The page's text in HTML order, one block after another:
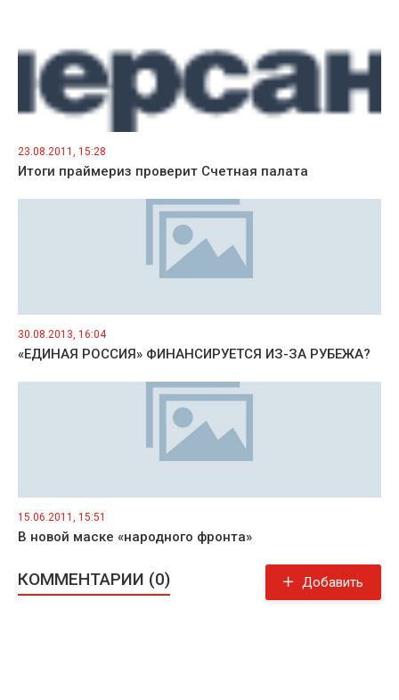
23.08.2011, 15:28
Итоги праймериз проверит Счетная палата
30.08.2013, 16:04
«ЕДИНАЯ РОССИЯ» ФИНАНСИРУЕТСЯ ИЗ-ЗА PУБЕЖА?
15.06.2011, 15:51
В новой маске «народного фронта»
КОММЕНТАРИИ (0) Добавить